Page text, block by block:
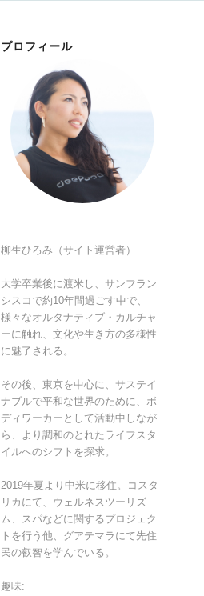
プロフィール
柳生ひろみ（サイト運営者）
大学卒業後に渡米し、サンフラン
シスコで約10年間過ごす中で、
様々なオルタナティブ・カルチャ
ーに触れ、文化や生き方の多様性
に魅了される。
その後、東京を中心に、サステイ
ナブルで平和な世界のために、ボ
ディワーカーとして活動中しなが
ら、より調和のとれたライフスタ
イルへのシフトを探求。
2019年夏より中米に移住。コスタ
リカにて、ウェルネスツーリズ
ム、スパなどに関するプロジェク
トを行う他、グアテマラにて先住
民の叡智を学んでいる。
趣味: